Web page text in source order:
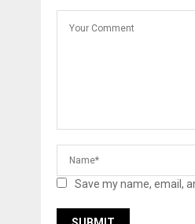
Save my name, email,